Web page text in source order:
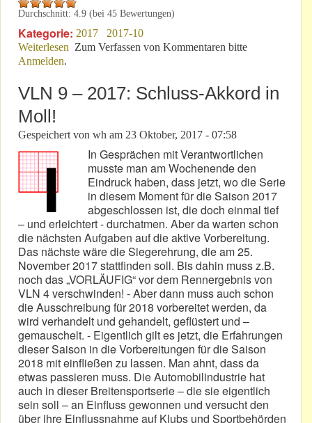
Durchschnitt: 4.9 (bei 45 Bewertungen)
Kategorie: 2017
2017-10
Weiterlesen über USA-F1: Keine Stock Car Crash Challenge!
Zum Verfassen von Kommentaren bitte
Anmelden.
VLN 9 – 2017: Schluss-Akkord in
Moll!
Gespeichert von wh am 23 Oktober, 2017 - 07:58
In Gesprächen mit Verantwortlichen
musste man am Wochenende den
Eindruck haben, dass jetzt, wo die Serie
in diesem Moment für die Saison 2017
abgeschlossen ist, die doch einmal tief
– und erleichtert - durchatmen. Aber da warten schon
die nächsten Aufgaben auf die aktive Vorbereitung.
Das nächste wäre die Siegerehrung, die am 25.
November 2017 stattfinden soll. Bis dahin muss z.B.
noch das „VORLÄUFIG“ vor dem Rennergebnis von
VLN 4 verschwinden! - Aber dann muss auch schon
die Ausschreibung für 2018 vorbereitet werden, da
wird verhandelt und gehandelt, geflüstert und –
gemauschelt. - Eigentlich gilt es jetzt, die Erfahrungen
dieser Saison in die Vorbereitungen für die Saison
2018 mit einfließen zu lassen. Man ahnt, dass da
etwas passieren muss. Die Automobilindustrie hat
auch in dieser Breitensportserie – die sie eigentlich
sein soll – an Einfluss gewonnen und versucht den
über ihre Einflussnahme auf Klubs und Sportbehörden